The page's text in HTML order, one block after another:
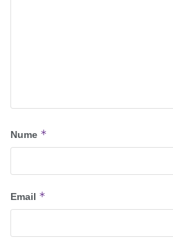
Nume *
Email *